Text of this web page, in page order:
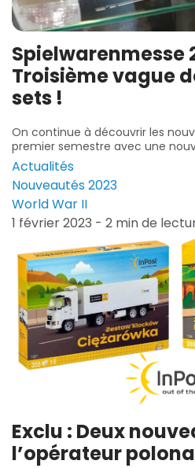
Spielwarenmesse
Troisième vague
sets !
On continue à découvrir les
premier semestre avec une
Actualités
Nouveautés 2023
World War II
1 février 2023 - 2 min de
Exclu : Deux
l’opérateur